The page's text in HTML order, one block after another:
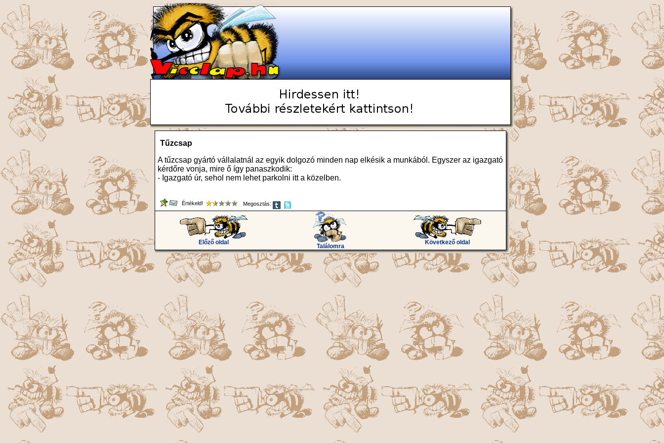
Tűzcsap
A tűzcsap gyártó vállalatnál az egyik dolgozó minden nap elkésik a munkából. Egyszer az igazgató
kérdőre vonja, mire ő így panaszkodik:
- Igazgató úr, sehol nem lehet parkolni itt a közelben.
Értékeld! Megosztás:
Előző oldal
Találomra
Következő oldal